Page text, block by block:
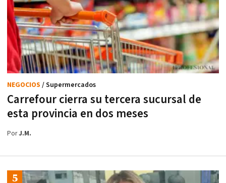
Carrefour cierra su tercera sucursal de
esta provincia en dos meses
NEGOCIOS / Supermercados
PorJ.M.